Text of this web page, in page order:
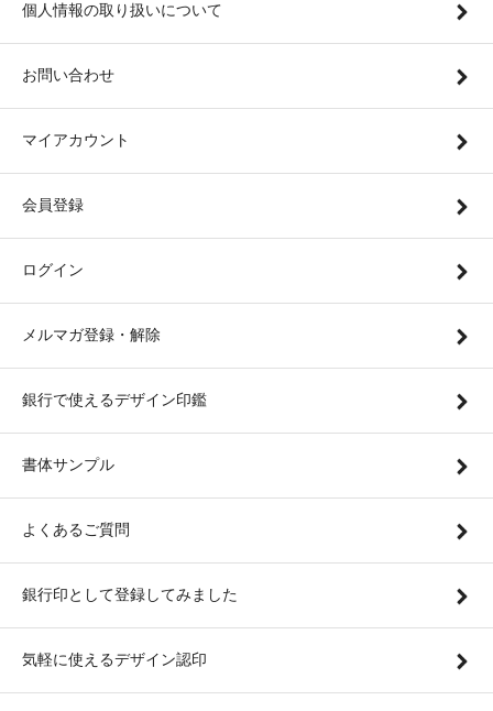
個人情報の取り扱いについて
お問い合わせ
マイアカウント
会員登録
ログイン
メルマガ登録・解除
銀行で使えるデザイン印鑑
書体サンプル
よくあるご質問
銀行印として登録してみました
気軽に使えるデザイン認印